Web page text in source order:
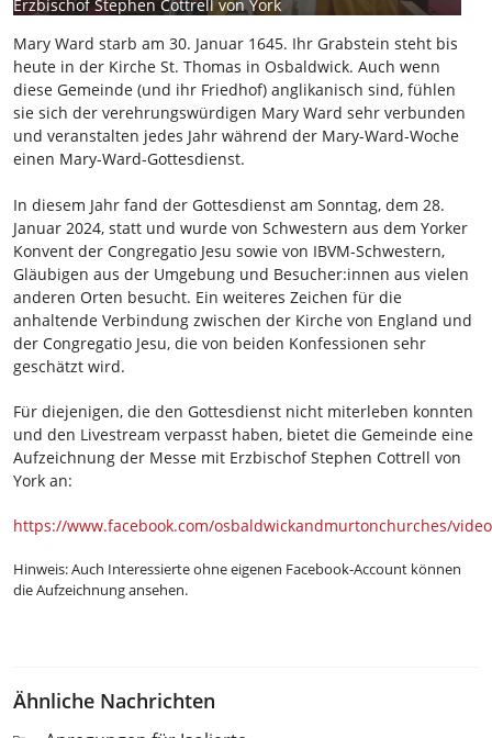
Erzbischof Stephen Cottrell von York
Mary Ward starb am 30. Januar 1645. Ihr Grabstein steht bis
heute in der Kirche St. Thomas in Osbaldwick. Auch wenn
diese Gemeinde (und ihr Friedhof) anglikanisch sind, fühlen
sie sich der verehrungswürdigen Mary Ward sehr verbunden
und veranstalten jedes Jahr während der Mary-Ward-Woche
einen Mary-Ward-Gottesdienst.
In diesem Jahr fand der Gottesdienst am Sonntag, dem 28.
Januar 2024, statt und wurde von Schwestern aus dem Yorker
Konvent der Congregatio Jesu sowie von IBVM-Schwestern,
Gläubigen aus der Umgebung und Besucher:innen aus vielen
anderen Orten besucht. Ein weiteres Zeichen für die
anhaltende Verbindung zwischen der Kirche von England und
der Congregatio Jesu, die von beiden Konfessionen sehr
geschätzt wird.
Für diejenigen, die den Gottesdienst nicht miterleben konnten
und den Livestream verpasst haben, bietet die Gemeinde eine
Aufzeichnung der Messe mit Erzbischof Stephen Cottrell von
York an:
https://www.facebook.com/osbaldwickandmurtonchurches/
Hinweis: Auch Interessierte ohne eigenen Facebook-Account können
die Aufzeichnung ansehen.
Ähnliche Nachrichten